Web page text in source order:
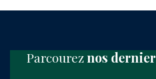
Parcoureznos